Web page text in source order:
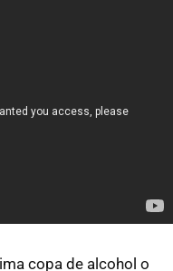
copa de alcohol o